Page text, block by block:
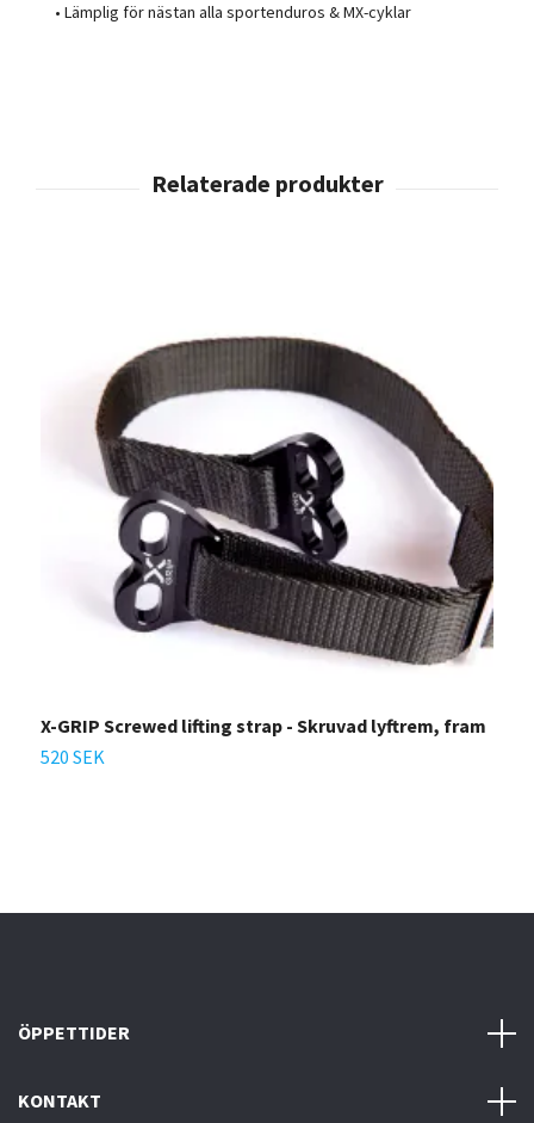
• Lämplig för nästan alla sportenduros & MX-cyklar
X-GRIP Screwed lifting strap - Skruvad lyftrem, fram
520 SEK
ÖPPETTIDER
KONTAKT